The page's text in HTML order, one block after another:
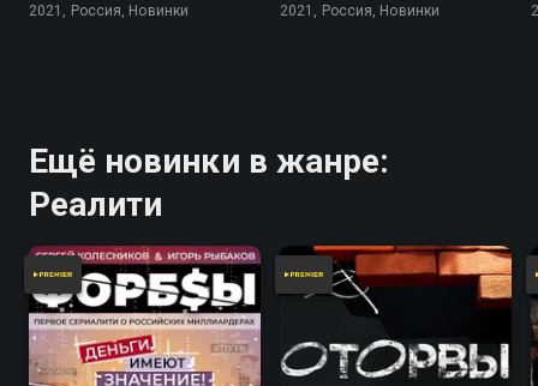
2021, Россия, Новинки 2021, Россия, Новинки
Ещё новинки в жанре:
Реалити